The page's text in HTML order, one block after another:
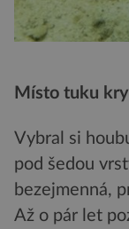
Místo tuku
Vybral si
pod šedou
bezejmenná,
Až o pár let